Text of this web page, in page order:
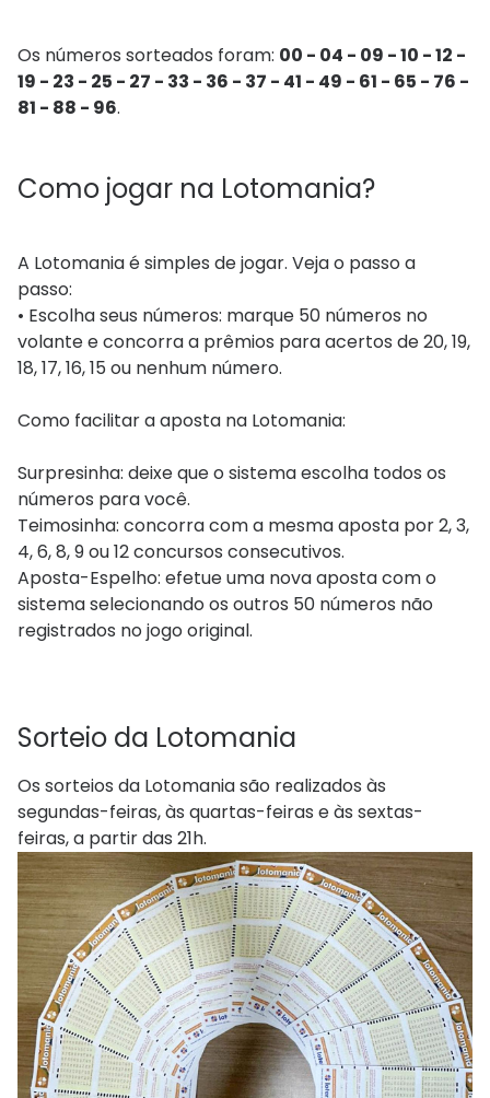
Os números sorteados foram: 00 - 04 - 09 - 10 - 12 -
19 - 23 - 25 - 27 - 33 - 36 - 37 - 41 - 49 - 61 - 65 - 76 -
81 - 88 - 96.
Como jogar na Lotomania?
A Lotomania é simples de jogar. Veja o passo a
passo:
• Escolha seus números: marque 50 números no
volante e concorra a prêmios para acertos de 20, 19,
18, 17, 16, 15 ou nenhum número.
Como facilitar a aposta na Lotomania:
Surpresinha: deixe que o sistema escolha todos os
números para você.
Teimosinha: concorra com a mesma aposta por 2, 3,
4, 6, 8, 9 ou 12 concursos consecutivos.
Aposta-Espelho: efetue uma nova aposta com o
sistema selecionando os outros 50 números não
registrados no jogo original.
Sorteio​ da Lotomania
Os sorteios da Lotomania são realizados às
segundas-feiras, às quartas-feiras e às sextas-
feiras, a partir das 21h.